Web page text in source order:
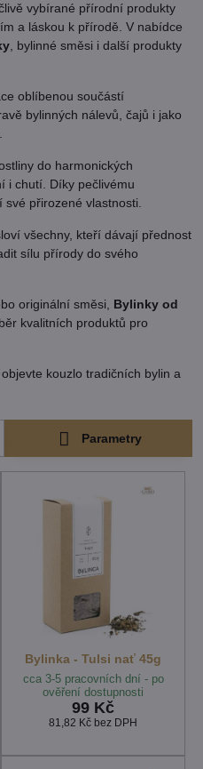
vybírané přírodní produkty
a láskou k přírodě. V nabídce
, bylinné směsi i další produkty
oblíbenou součástí
bylinných nálevů, čajů i jako
do harmonických
i chutí. Díky pečlivému
přirozené vlastnosti.
všechny, kteří dávají přednost
sílu přírody do svého
originální směsi, Bylinky od
kvalitních produktů pro
kouzlo tradičních bylin a
Parametry
Bylinka - Tulsi nať 45g
cca 3-5 pracovních dní - po
ověření dostupnosti
99 Kč
81,82 Kč bez DPH